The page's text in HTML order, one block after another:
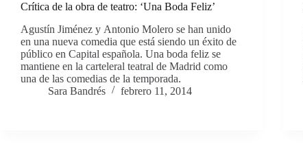
Crítica de la obra de teatro: ‘Una Boda Feliz’
Agustín Jiménez y Antonio Molero se han unido
en una nueva comedia que está siendo un éxito de
público en Capital española. Una boda feliz se
mantiene en la carteleral teatral de Madrid como
una de las comedias de la temporada.
Sara Bandrés
febrero 11, 2014